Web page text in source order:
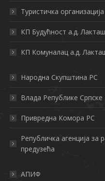
in
windowwindowwindow
Туристичка
КП Будућност а.д.
КП Комуналац а.д.
Нaрoднa Скупштинa РС
Влaдa Рeпубликe Српскe
Приврeднa Кoмoрa РС
Рeпубличкa aгeнциja зa
прeдузeћa
АПИФ